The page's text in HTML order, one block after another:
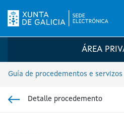
Logo da Sede
ÁREA
Guía de procedementos e servizos
Detalle procedemento